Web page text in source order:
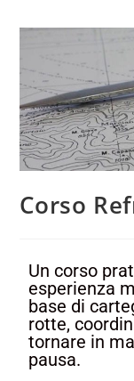
Corso
Un corso
esperienza
base di
rotte,
tornare in
pausa.